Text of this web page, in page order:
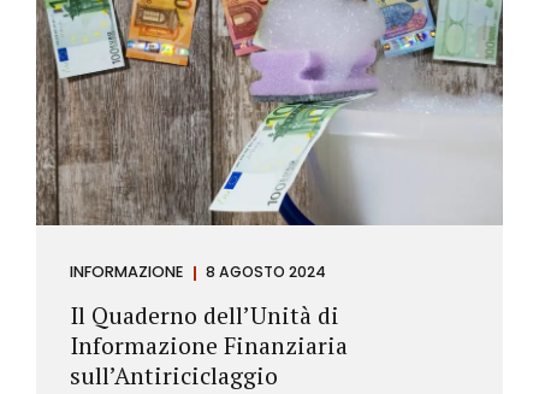
INFORMAZIONE 8 AGOSTO 2024
Il Quaderno dell’Unità di
Informazione Finanziaria
sull’Antiriciclaggio